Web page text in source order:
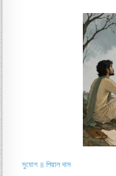
সুযোগ ॥ পিয়াল দাস